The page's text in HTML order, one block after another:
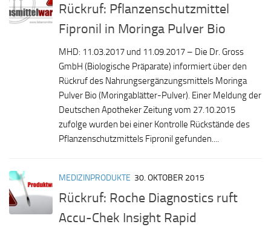
Rückruf: Pflanzenschutzmittel
Fipronil in Moringa Pulver Bio
MHD: 11.03.2017 und 11.09.2017 – Die Dr. Gross
GmbH (Biologische Präparate) informiert über den
Rückruf des Nahrungsergänzungsmittels Moringa
Pulver Bio (Moringablätter-Pulver). Einer Meldung der
Deutschen Apotheker Zeitung vom 27.10.2015
zufolge wurden bei einer Kontrolle Rückstände des
Pflanzenschutzmittels Fipronil gefunden....
MEDIZINPRODUKTE 30. OKTOBER 2015
Rückruf: Roche Diagnostics ruft
Accu-Chek Insight Rapid